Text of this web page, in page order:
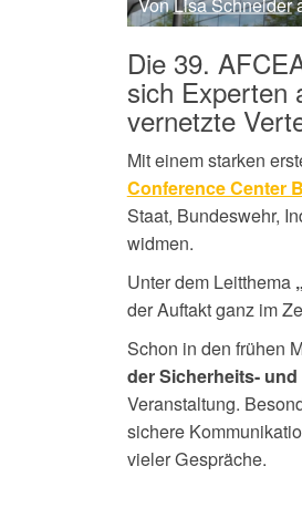
Die 39.
sich Experten
vernetzte
Mit einem starken
Conference Center
Staat, Bundeswehr,
widmen.
Unter dem Leitthema
der Auftakt ganz im
Schon in den frühen
der Sicherheits-
Veranstaltung.
sichere
vieler Gespräche.